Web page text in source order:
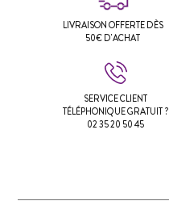
LIVRAISON OFFERTE DÈS
50€ D'ACHAT
SERVICE CLIENT
TÉLÉPHONIQUE GRATUIT ?
02 35 20 50 45